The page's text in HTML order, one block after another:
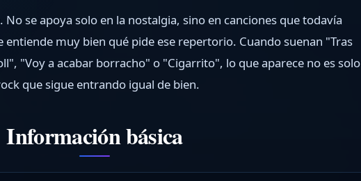
se apoya solo en la nostalgia, sino en canciones que todavía
muy bien qué pide ese repertorio. Cuando suenan "Tras
"Voy a acabar borracho" o "Cigarrito", lo que aparece no es solo
que sigue entrando igual de bien.
Información básica